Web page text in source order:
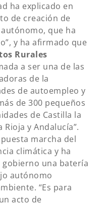
ha explicado en
de creación de
que ha
y ha afirmado que
Rurales
a ser una de las
de la
de autoempleo y
de 300 pequeños
de Castilla la
Rioja y Andalucía”.
marcha del
climática y ha
una batería
autónomo
“Es para
acto de